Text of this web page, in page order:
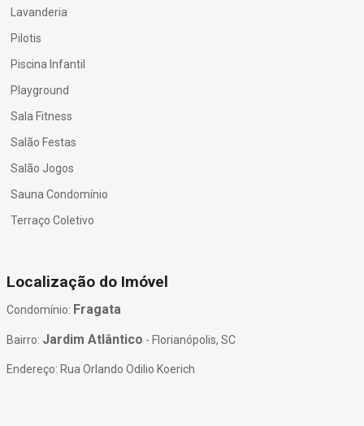
Lavanderia
Pilotis
Piscina Infantil
Playground
Sala Fitness
Salão Festas
Salão Jogos
Sauna Condomínio
Terraço Coletivo
Localização do Imóvel
Condomínio: Fragata
Bairro: Jardim Atlântico - Florianópolis, SC
Endereço: Rua Orlando Odilio Koerich